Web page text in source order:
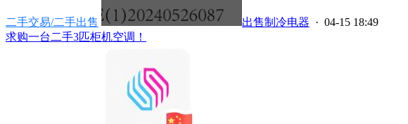
二手交易/二手出售 出售制冷电器 · 04-15 18:49
求购一台二手3匹柜机空调！